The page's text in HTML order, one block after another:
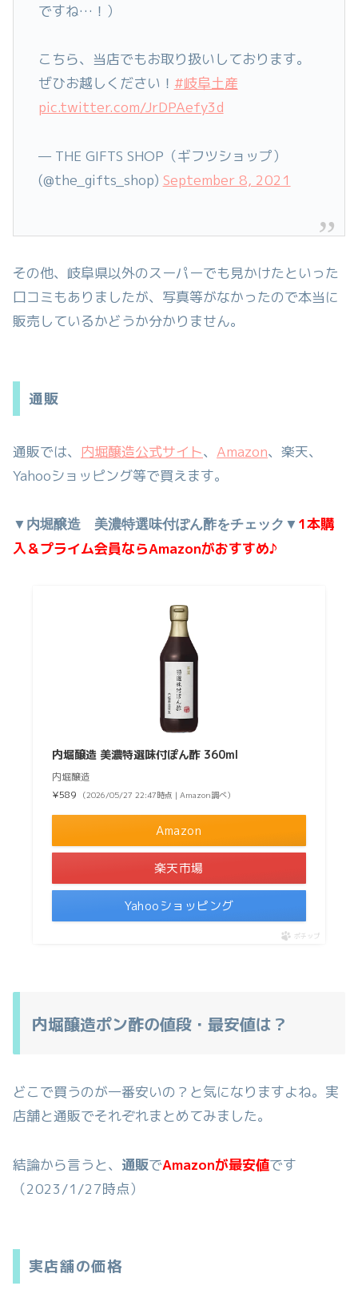
ですね…！）
こちら、当店でもお取り扱いしております。
ぜひお越しください！ #岐阜土産
pic.twitter.com/JrDPAefy3d
— THE GIFTS SHOP（ギフツショップ）
(@the_gifts_shop) September 8, 2021
その他、岐阜県以外のスーパーでも見かけたといった
口コミもありましたが、写真等がなかったので本当に
販売しているかどうか分かりません。
通販
通販では、 内堀醸造公式サイト、 Amazon、楽天、
Yahooショッピング等で買えます。
▼内堀醸造 美濃特選味付ぽん酢をチェック▼ 1本購
入＆プライム会員ならAmazonがおすすめ♪
内堀醸造 美濃特選味付ぽん酢 360ml
内堀醸造
¥589
（2026/05/27 22:47時点 | Amazon調べ）
Amazon
楽天市場
Yahooショッピング
ポチップ
内堀醸造ポン酢の値段・最安値は？
どこで買うのが一番安いの？と気になりますよね。実
店舗と通販でそれぞれまとめてみました。
結論から言うと、 通販でAmazonが最安値です
（2023/1/27時点）
実店舗の価格